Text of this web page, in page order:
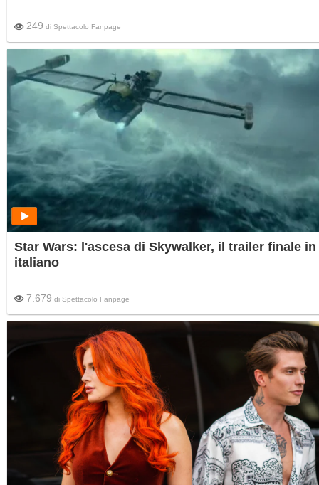
249 di Spettacolo Fanpage
Star Wars: l'ascesa di Skywalker, il trailer finale in
italiano
7.679 di Spettacolo Fanpage